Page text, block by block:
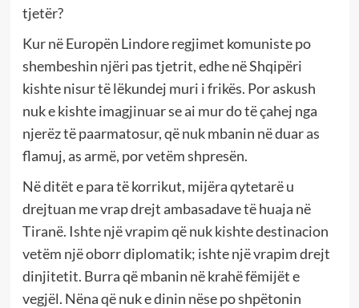
tjetër?
Kur në Europën Lindore regjimet komuniste po
shembeshin njëri pas tjetrit, edhe në Shqipëri
kishte nisur të lëkundej muri i frikës. Por askush
nuk e kishte imagjinuar se ai mur do të çahej nga
njerëz të paarmatosur, që nuk mbanin në duar as
flamuj, as armë, por vetëm shpresën.
Në ditët e para të korrikut, mijëra qytetarë u
drejtuan me vrap drejt ambasadave të huaja në
Tiranë. Ishte një vrapim që nuk kishte destinacion
vetëm një oborr diplomatik; ishte një vrapim drejt
dinjitetit. Burra që mbanin në krahë fëmijët e
vegjël. Nëna që nuk e dinin nëse po shpëtonin